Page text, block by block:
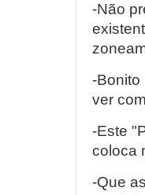
-Não
-Bonito
ver
-Este
coloca
-Que